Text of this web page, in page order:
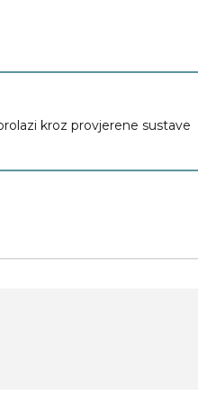
kroz provjerene sustave